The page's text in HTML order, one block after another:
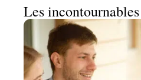
Les incontournables